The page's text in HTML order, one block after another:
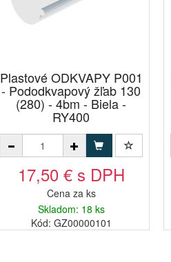
Plastové ODKVAPY P001
- Pododkvapový žľab 130
(280) - 4bm - Biela -
RY400
17,50 € s DPH
Cena za ks
Skladom: 18 ks
Kód: GZ00000101